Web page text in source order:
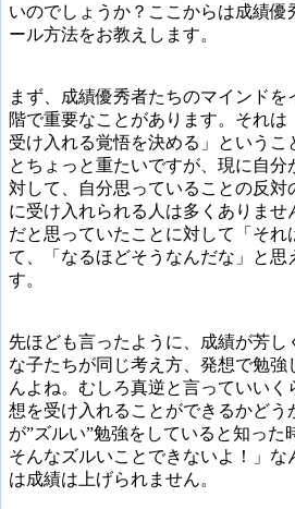
いのでしょうか？ここからは成績優
ール方法をお教えします。
まず、成績優秀者たちのマインド
階で重要なことがあります。それは
受け入れる覚悟を決める」というこ
とちょっと重たいですが、現に自分
対して、自分思っていることの反対
に受け入れられる人は多くありま
だと思っていたことに対して「それ
て、「なるほどそうなんだな」と思
す。
先ほども言ったように、成績が芳し
な子たちが同じ考え方、発想で勉
んよね。むしろ真逆と言っていいく
想を受け入れることができるかどう
が”ズルい”勉強をしていると知った
そんなズルいことできないよ！」
は成績は上げられません。